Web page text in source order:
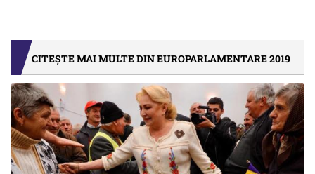
CITEȘTE MAI MULTE DIN EUROPARLAMENTARE 2019